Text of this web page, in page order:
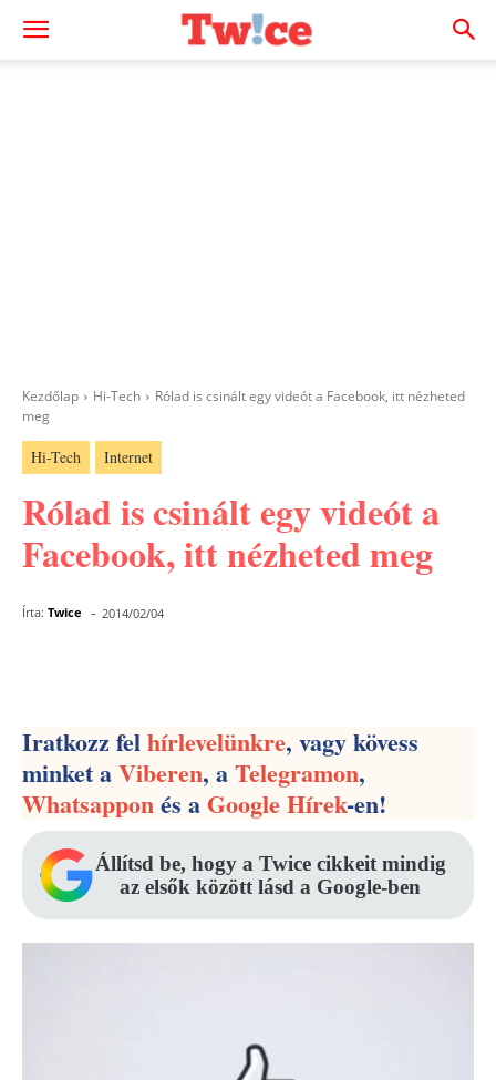
Kezdőlap Hi-Tech
Rólad is csinált egy videót a Facebook, itt nézheted
meg
Hi-Tech Internet
Rólad is csinált egy videót a
Facebook, itt nézheted meg
Írta: Twice - 2014/02/04
Iratkozz felhírlevelünkre, vagy kövess
minket aViberen, aTelegramon,
Whatsapponés aGoogle Hírek-en!
Állítsd be, hogy a Twice cikkeit mindig
az elsők között lásd a Google-ben